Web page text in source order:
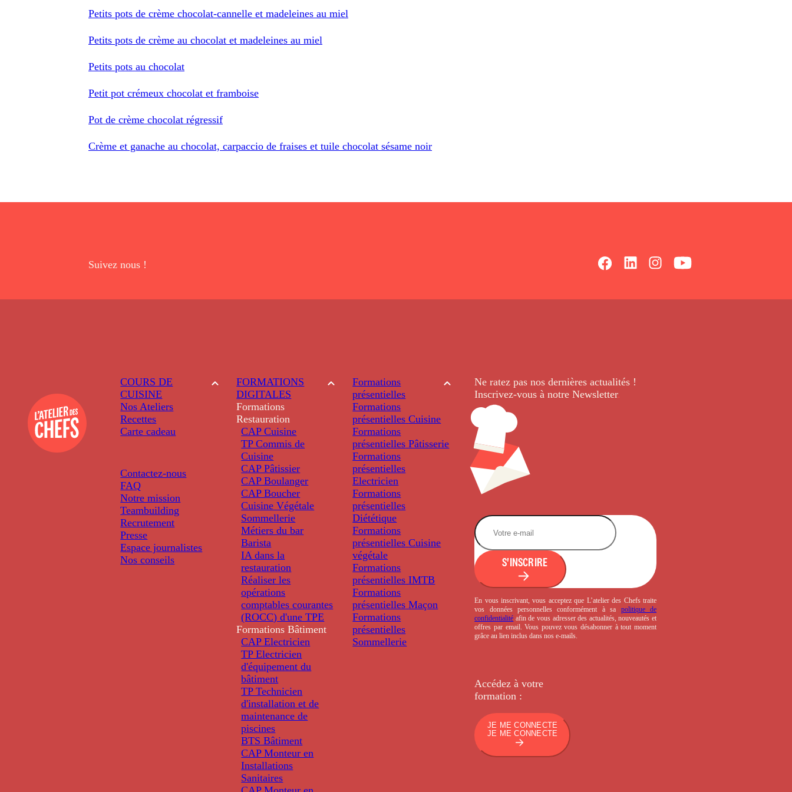
Petits pots de crème chocolat-cannelle et madeleines au miel
Petits pots de crème au chocolat et madeleines au miel
Petits pots au chocolat
Petit pot crémeux chocolat et framboise
Pot de crème chocolat régressif
Crème et ganache au chocolat, carpaccio de fraises et tuile chocolat sésame noir
Suivez nous !
COURS DE
CUISINE
Nos Ateliers
Recettes
Carte cadeau
Contactez-nous
FAQ
Notre mission
Teambuilding
Recrutement
Presse
Espace journalistes
Nos conseils
FORMATIONS
DIGITALES
Formations
Restauration
CAP Cuisine
TP Commis de
Cuisine
CAP Pâtissier
CAP Boulanger
CAP Boucher
Cuisine Végétale
Sommellerie
Métiers du bar
Barista
IA dans la
restauration
Réaliser les
opérations
comptables courantes
(ROCC) d'une TPE
Formations Bâtiment
CAP Electricien
TP Electricien
d'équipement du
bâtiment
TP Technicien
d'installation et de
maintenance de
piscines
BTS Bâtiment
CAP Monteur en
Installations
Sanitaires
Formations
présentielles
Formations
présentielles Cuisine
Formations
présentielles Pâtisserie
Formations
présentielles
Electricien
Formations
présentielles
Diététique
Formations
présentielles Cuisine
végétale
Formations
présentielles IMTB
Formations
présentielles Maçon
Formations
présentielles
Sommellerie
Ne ratez pas nos dernièresactualités !
Inscrivez-vous à notre Newsletter.
S'INSCRIRE
En vous inscrivant, vous acceptez que L’atelier des Chefs traite
vos données personnelles conformément à sa politique de
confidentialité afin de vous adresser des actualités, nouveautés et
offres par email. Vous pouvez vous désabonner à tout moment
grâce au lien inclus dans nos e-mails.
Accédez à votre
formation :
JE ME CONNECTE
JE ME CONNECTE